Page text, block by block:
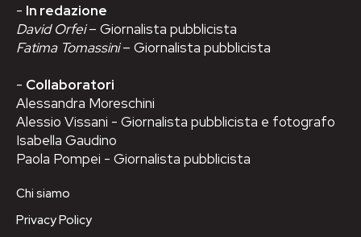
- In redazione
David Orfei– Giornalista pubblicista
Fatima Tomassini– Giornalista pubblicista
- Collaboratori
Alessandra Moreschini
Alessio Vissani - Giornalista pubblicista e fotografo
Isabella Gaudino
Paola Pompei - Giornalista pubblicista
Chi siamo
Privacy Policy